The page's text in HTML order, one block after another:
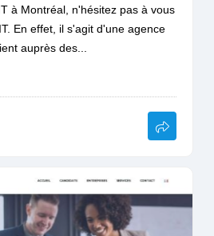
à Montréal, n'hésitez pas à vous
En effet, il s'agit d'une agence
auprès des...